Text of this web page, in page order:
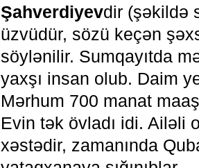
Şahverdiyevdir (şəkildə
üzvüdür, sözü keçən
söylənilir. Sumqayıtda
yaxşı insan olub. Daim
Mərhum 700 manat
Evin tək övladı idi. Ailəli
xəstədir, zamanında